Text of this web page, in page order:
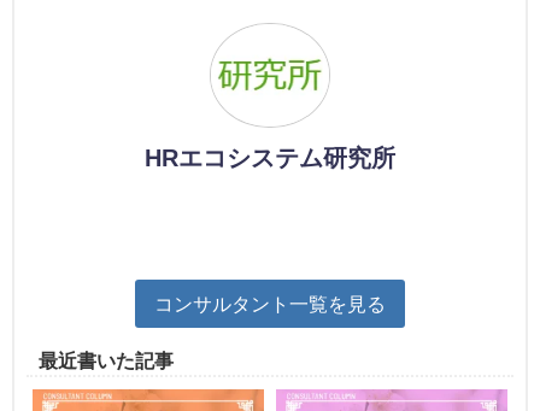
HRエコシステム研究所
コンサルタント一覧を見る
最近書いた記事